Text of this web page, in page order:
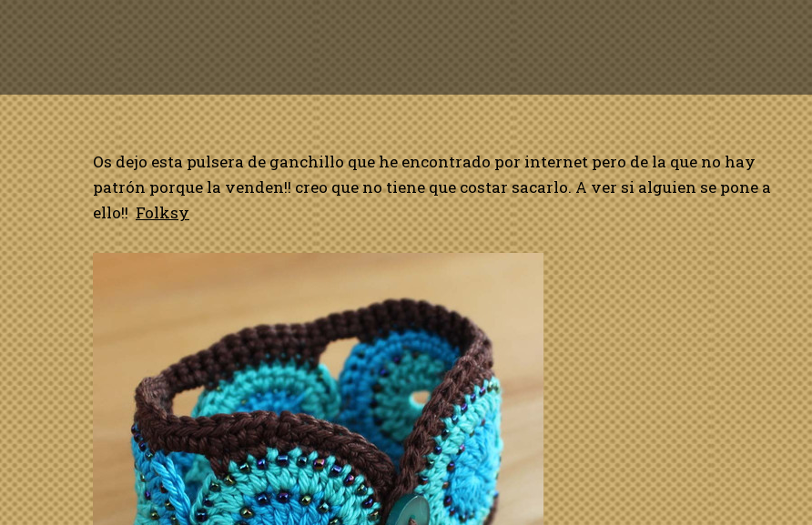
Os dejo esta pulsera de ganchillo que he encontrado por internet pero de la que no hay
patrón porque la venden!! creo que no tiene que costar sacarlo. A ver si alguien se pone a
ello!!Folksy